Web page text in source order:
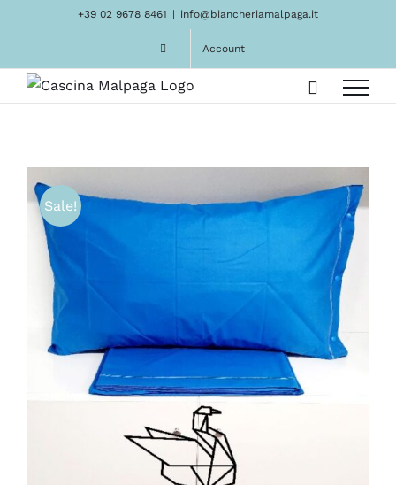
+39 02 9678 8461 | info@biancheriamalpaga.it
Account
Sale!